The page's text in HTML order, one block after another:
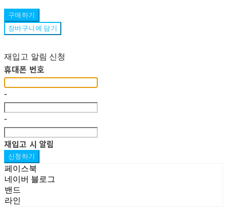
구매하기
장바구니에 담기
재입고 알림 신청
휴대폰 번호
-
-
재입고 시 알림
신청하기
페이스북
네이버 블로그
밴드
라인